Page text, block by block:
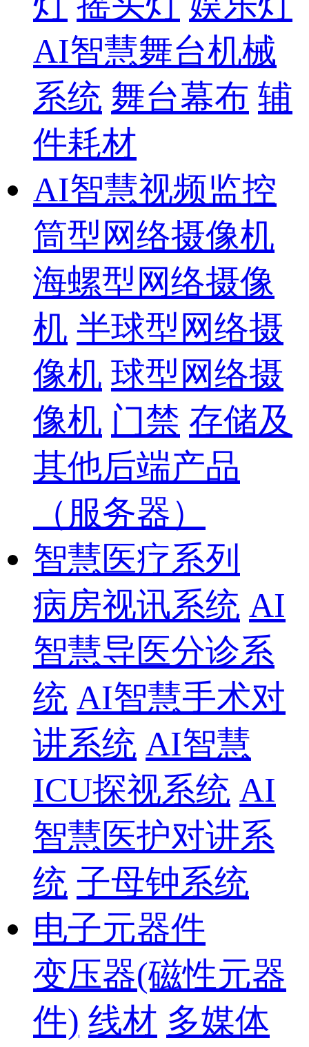
AI智慧舞台机械
系统 舞台幕布 辅
件耗材
AI智慧视频监控
筒型网络摄像机
海螺型网络摄像
机 半球型网络摄
像机 球型网络摄
像机 门禁 存储及
其他后端产品
（服务器）
智慧医疗系列
病房视讯系统 AI
智慧导医分诊系
统 AI智慧手术对
讲系统 AI智慧
ICU探视系统 AI
智慧医护对讲系
统 子母钟系统
电子元器件
变压器(磁性元器
件) 线材 多媒体